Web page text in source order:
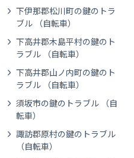
下伊那郡松川町の鍵のトラ
ブル （自転車）
下高井郡木島平村の鍵のト
ラブル （自転車）
下高井郡山ノ内町の鍵のト
ラブル （自転車）
須坂市の鍵のトラブル （自
転車）
諏訪郡原村の鍵のトラブル
（自転車）